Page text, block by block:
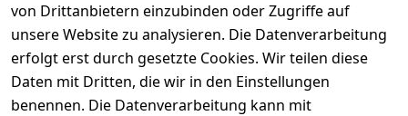
von Drittanbietern einzubinden oder Zugriffe auf
unsere Website zu analysieren. Die Datenverarbeitung
erfolgt erst durch gesetzte Cookies. Wir teilen diese
Daten mit Dritten, die wir in den Einstellungen
benennen. Die Datenverarbeitung kann mit
RechtlichesServices